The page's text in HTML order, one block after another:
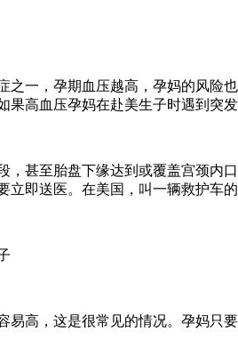
之一，孕期血压越高，孕妈的风险
果高血压孕妈在赴美生子时遇到突
，甚至胎盘下缘达到或覆盖宫颈内
立即送医。在美国，叫一辆救护车
易高，这是很常见的情况。孕妈只